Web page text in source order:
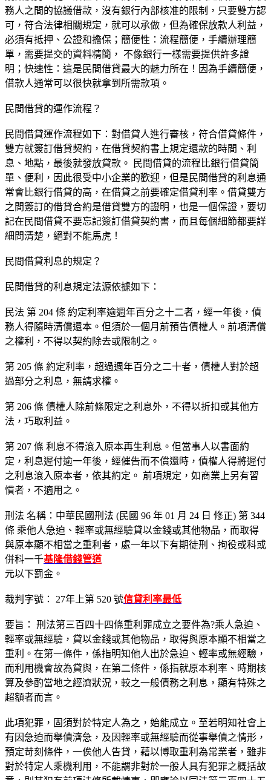
務人之間的協議借款，沒有銀行內部核准的限制，只要雙方認
可，符合法律相關規定，就可以承做，但為確保放款人利益，
必須有抵押、公證和擔保；簡便性：流程簡便，手續辦理簡
單，需要提交的資料精簡， 不像銀行一樣需要提供許多證
明；快速性：這是民間借貸最大的魅力所在！因為手續簡便，
借款人通常可以很快就拿到所需款項。
民間借貸的運作流程？
民間借貸運作流程如下：對借貸人進行審核，符合借貸條件，
雙方就簽訂借貸契約，在借貸契約書上規定還款的時間、利
息、地點，最後就發放貸款。 民間借貸的流程比銀行借貸簡
單、便利，因此很受中小企業的歡迎，但是民間借貸的利息通
常會比銀行借貸的高，在借貸之前要確定借貸利率。借貸雙方
之間簽訂的借貸合約是借貸雙方的證明，也是一個保證，要切
記在民間借貸不要忘記簽訂借貸契約書，而且每個細節都要詳
細問清楚，絕對不能馬虎！
民間借貸利息的規定？
民間借貸的利息規定法源依據如下：
民法 第 204 條 約定利率逾週年百分之十二者，經一年後，債
務人得隨時清償還本。但須於一個月前預告債權人。前項清償
之權利，不得以契約除去或限制之。
第 205 條 約定利率，超過週年百分之二十者，債權人對於超
過部分之利息，無請求權。
第 206 條 債權人除前條限定之利息外，不得以折扣或其他方
法，巧取利益。
第 207 條 利息不得滾入原本再生利息。但當事人以書面約
定，利息遲付逾一年後，經催告而不償還時，債權人得將遲付
之利息滾入原本者，依其約定。 前項規定，如商業上另有習
慣者，不適用之。
刑法 名稱：中華民國刑法 (民國 96 年 01 月 24 日 修正) 第 344
條 乘他人急迫、輕率或無經驗貸以金錢或其他物品，而取得
與原本顯不相當之重利者，處一年以下有期徒刑、拘役或科或
併科一千基隆借錢管道
元以下罰金。
裁判字號： 27年上第 520 號信貸利率最低
要旨： 刑法第三百四十四條重利罪成立之要件為?乘人急迫、
輕率或無經驗，貸以金錢或其他物品，取得與原本顯不相當之
重利。在第一條件，係指明知他人出於急迫、輕率或無經驗，
而利用機會故為貸與，在第二條件，係指就原本利率、時期核
算及參酌當地之經濟狀況，較之一般債務之利息，顯有特殊之
超額者而言。
此項犯罪，固須對於特定人為之，始能成立。至若明知社會上
有因急迫而舉債濟急，及因輕率或無經驗而從事舉債之情形，
預定苛刻條件，一俟他人告貸，藉以博取重利為常業者，雖非
對於特定人乘機利用，不能謂非對於一般人具有犯罪之概括故